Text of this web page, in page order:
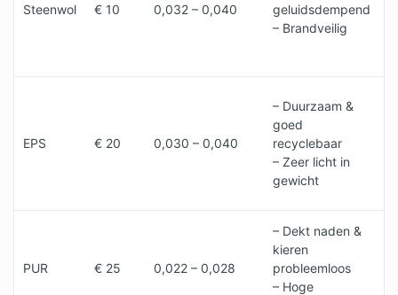
Steenwol € 10 0,032 – 0,040
geluidsdempend
– Brandveilig
EPS € 20 0,030 – 0,040
– Duurzaam &
goed
recyclebaar
– Zeer licht in
gewicht
PUR € 25 0,022 – 0,028
– Dekt naden &
kieren
probleemloos
– Hoge